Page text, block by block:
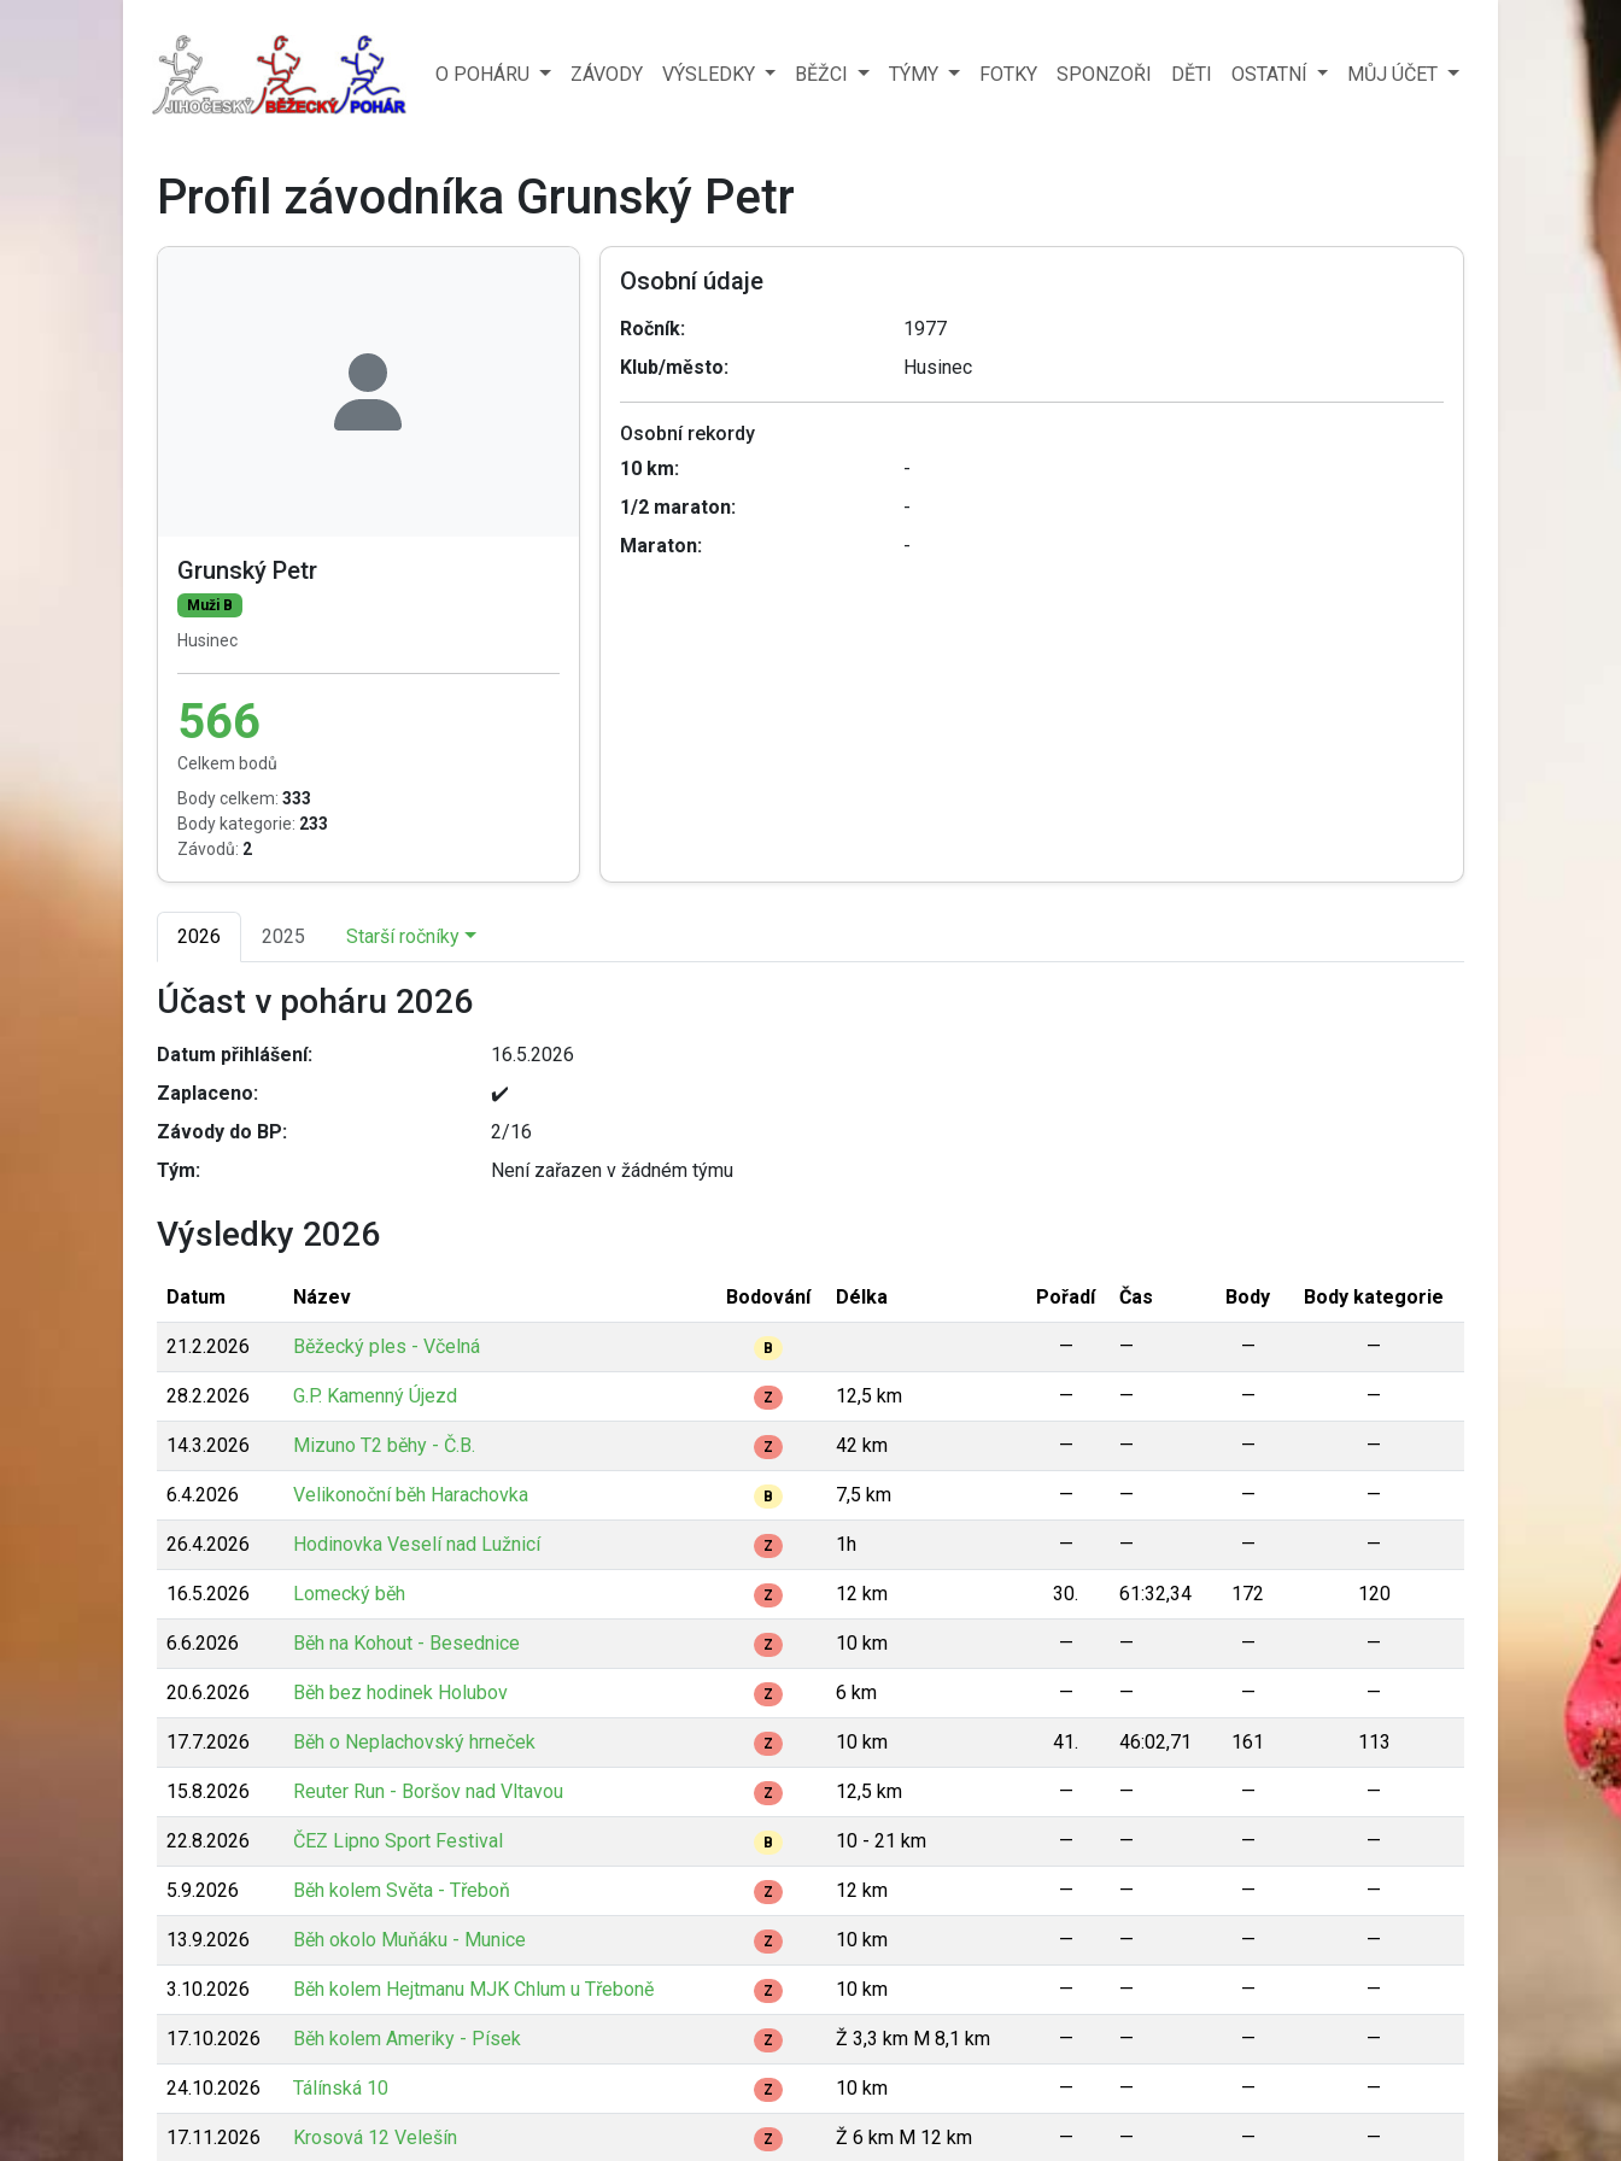
O POHÁRU ZÁVODY VÝSLEDKY BĚŽCI TÝMY FOTKY SPONZOŘI DĚTI OSTATNÍ MŮJ ÚČET
Profil závodníka Grunský Petr
Grunský Petr
Muži B
Husinec
566
Celkem bodů
Body celkem: 333
Body kategorie: 233
Závodů: 2
Osobní údaje
Ročník:
1977
Klub/město:
Husinec
Osobní rekordy
10 km:
-
1/2 maraton:
-
Maraton:
-
2026 2025 Starší ročníky
Účast v poháru 2026
Datum přihlášení:
16.5.2026
Zaplaceno:
✔️
Závody do BP:
2/16
Tým:
Není zařazen v žádném týmu
Výsledky 2026
Datum Název Bodování Délka Pořadí Čas Body Body kategorie
21.2.2026 Běžecký ples - Včelná B — — — —
28.2.2026 G.P. Kamenný Újezd Z 12,5 km — — — —
14.3.2026 Mizuno T2 běhy - Č.B. Z 42 km — — — —
6.4.2026 Velikonoční běh Harachovka B 7,5 km — — — —
26.4.2026 Hodinovka Veselí nad Lužnicí Z 1h — — — —
16.5.2026 Lomecký běh Z 12 km 30. 61:32,34 172 120
6.6.2026 Běh na Kohout - Besednice Z 10 km — — — —
20.6.2026 Běh bez hodinek Holubov Z 6 km — — — —
17.7.2026 Běh o Neplachovský hrneček Z 10 km 41. 46:02,71 161 113
15.8.2026 Reuter Run - Boršov nad Vltavou Z 12,5 km — — — —
22.8.2026 ČEZ Lipno Sport Festival B 10 - 21 km — — — —
5.9.2026 Běh kolem Světa - Třeboň Z 12 km — — — —
13.9.2026 Běh okolo Muňáku - Munice Z 10 km — — — —
3.10.2026 Běh kolem Hejtmanu MJK Chlum u Třeboně Z 10 km — — — —
17.10.2026 Běh kolem Ameriky - Písek Z Ž 3,3 km M 8,1 km — — — —
24.10.2026 Tálínská 10 Z 10 km — — — —
17.11.2026 Krosová 12 Velešín Z Ž 6 km M 12 km — — — —